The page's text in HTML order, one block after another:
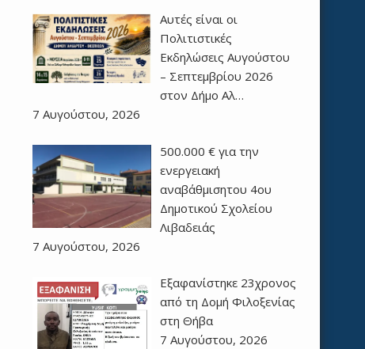
Αυτές είναι οι
Πολιτιστικές
Εκδηλώσεις Αυγούστου
– Σεπτεμβρίου 2026
στον Δήμο Αλ…
7 Αυγούστου, 2026
500.000 € για την
ενεργειακή
αναβάθμισητου 4ου
Δημοτικού Σχολείου
Λιβαδειάς
7 Αυγούστου, 2026
Εξαφανίστηκε 23χρονος
από τη Δομή Φιλοξενίας
στη Θήβα
7 Αυγούστου, 2026